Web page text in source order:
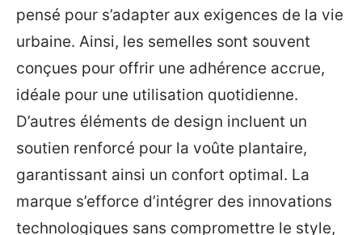
pensé pour s’adapter aux exigences de la vie
urbaine. Ainsi, les semelles sont souvent
conçues pour offrir une adhérence accrue,
idéale pour une utilisation quotidienne.
D’autres éléments de design incluent un
soutien renforcé pour la voûte plantaire,
garantissant ainsi un confort optimal. La
marque s’efforce d’intégrer des innovations
technologiques sans compromettre le style,